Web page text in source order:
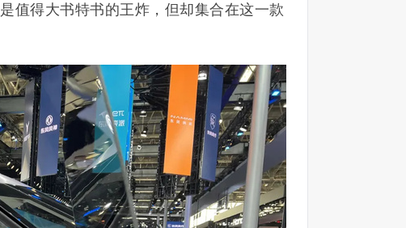
值得大书特书的王炸，但却集合在这一款